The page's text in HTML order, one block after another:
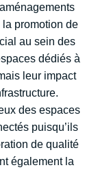
promotion de
au sein des
dédiés à
leur impact
des espaces
puisqu’ils
de qualité
également la